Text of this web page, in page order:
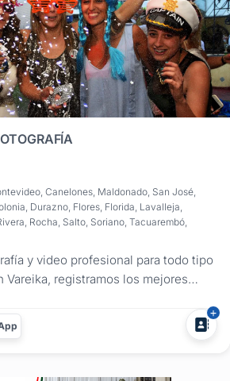
Canelones, Maldonado, San José,
Durazno, Flores, Florida, Lavalleja,
Rocha, Salto, Soriano, Tacuarembó,
y video profesional para todo tipo
Vareika, registramos los mejores
Ofrecemos fotografía y filmación
y eventos, asegurando que cada